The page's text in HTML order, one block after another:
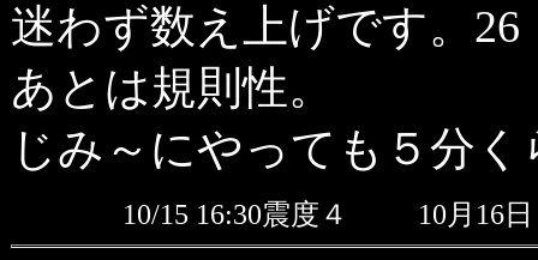
迷わず数え上げです。
あとは規則性。
じみ～にやっても５分
10/15 16:30震度４ 10月16